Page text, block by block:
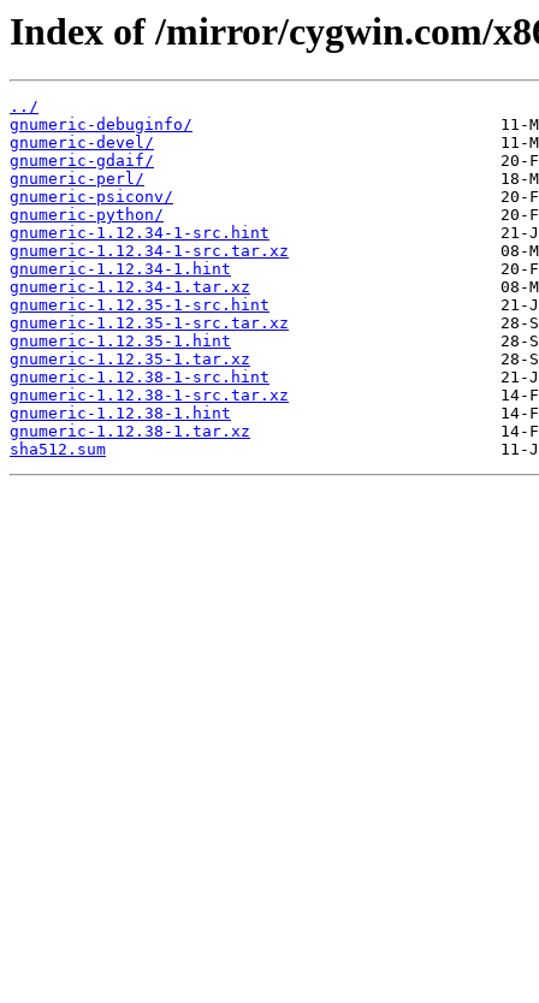
Index of /mirror/cygwin.com/
../
gnumeric-debuginfo/
gnumeric-devel/
gnumeric-gdaif/
gnumeric-perl/
gnumeric-psiconv/
gnumeric-python/
gnumeric-1.12.34-1-src.hint
gnumeric-1.12.34-1-src.tar.xz
gnumeric-1.12.34-1.hint
gnumeric-1.12.34-1.tar.xz
gnumeric-1.12.35-1-src.hint
gnumeric-1.12.35-1-src.tar.xz
gnumeric-1.12.35-1.hint
gnumeric-1.12.35-1.tar.xz
gnumeric-1.12.38-1-src.hint
gnumeric-1.12.38-1-src.tar.xz
gnumeric-1.12.38-1.hint
gnumeric-1.12.38-1.tar.xz
sha512.sum